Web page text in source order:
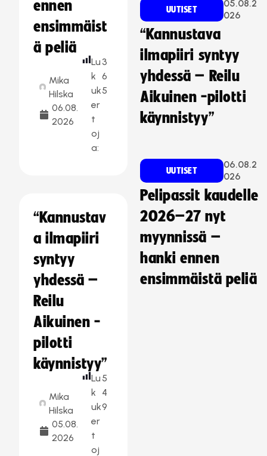
ennen
ensimmäist
ä peliä
Mika
Hilska
06.08.
2026
Lu
k
uk
er
t
oj
a:
3
6
5
“Kannustav
a ilmapiiri
syntyy
yhdessä –
Reilu
Aikuinen -
pilotti
käynnistyy”
Mika
Hilska
05.08.
2026
Lu
k
uk
er
t
oj
5
4
9
UUTISET
05.08.2
026
“Kannustava
ilmapiiri syntyy
yhdessä – Reilu
Aikuinen -pilotti
käynnistyy”
UUTISET
06.08.2
026
Pelipassit kaudelle
2026–27 nyt
myynnissä –
hanki ennen
ensimmäistä peliä